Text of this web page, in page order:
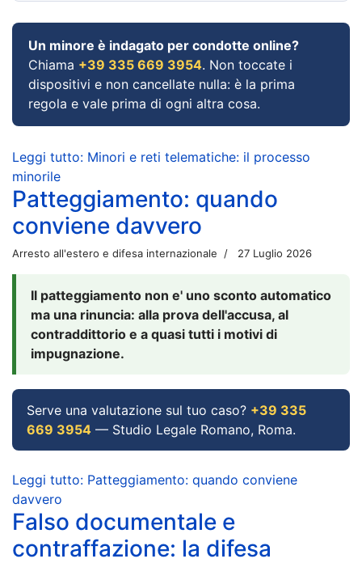
Un minore è indagato per condotte online?
Chiama +39 335 669 3954. Non toccate i
dispositivi e non cancellate nulla: è la prima
regola e vale prima di ogni altra cosa.
Leggi tutto: Minori e reti telematiche: il processo
minorile
Patteggiamento: quando
conviene davvero
Arresto all'estero e difesa internazionale 27 Luglio 2026
Il patteggiamento non e' uno sconto automatico
ma una rinuncia: alla prova dell'accusa, al
contraddittorio e a quasi tutti i motivi di
impugnazione.
Serve una valutazione sul tuo caso? +39 335
669 3954 — Studio Legale Romano, Roma.
Leggi tutto: Patteggiamento: quando conviene
davvero
Falso documentale e
contraffazione: la difesa